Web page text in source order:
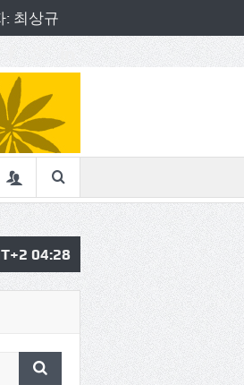
: 최상규
중 4-H 환경동아리, 구리시청서 특
04:28